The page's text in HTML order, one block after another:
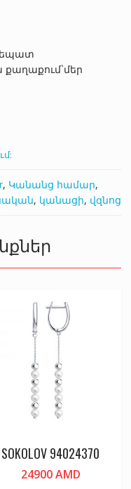
, Կանանց համար,
, կանացի, վզնոց
SOKOLOV 94024370
24900AMD